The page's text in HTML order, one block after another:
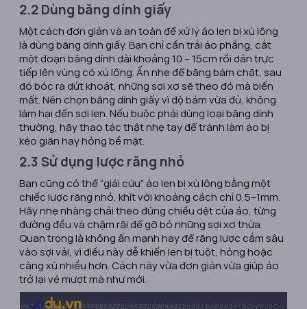
2.2 Dùng băng dính giấy
Một cách đơn giản và an toàn để xử lý áo len bị xù lông
là dùng băng dính giấy. Bạn chỉ cần trải áo phẳng, cắt
một đoạn băng dính dài khoảng 10 – 15cm rồi dán trực
tiếp lên vùng có xù lông. Ấn nhẹ để băng bám chặt, sau
đó bóc ra dứt khoát, những sợi xơ sẽ theo đó mà biến
mất. Nên chọn băng dính giấy vì độ bám vừa đủ, không
làm hại đến sợi len. Nếu buộc phải dùng loại băng dính
thường, hãy thao tác thật nhẹ tay để tránh làm áo bị
kéo giãn hay hỏng bề mặt.
2.3 Sử dụng lược răng nhỏ
Bạn cũng có thể “giải cứu” áo len bị xù lông bằng một
chiếc lược răng nhỏ, khít với khoảng cách chỉ 0,5–1mm.
Hãy nhẹ nhàng chải theo đúng chiều dệt của áo, từng
đường đều và chậm rãi để gỡ bỏ những sợi xơ thừa.
Quan trọng là không ấn mạnh hay để răng lược cắm sâu
vào sợi vải, vì điều này dễ khiến len bị tuột, hỏng hoặc
càng xù nhiều hơn. Cách này vừa đơn giản vừa giúp áo
trở lại vẻ mượt mà như mới.